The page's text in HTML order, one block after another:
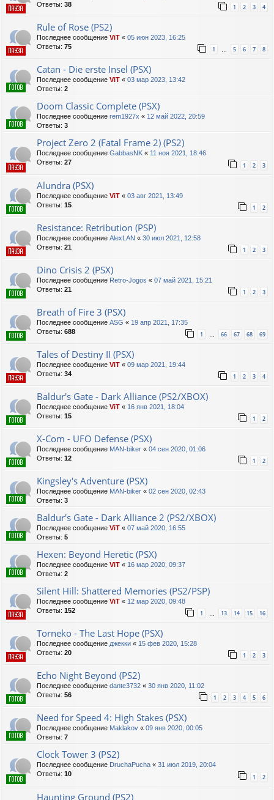
Ответы: 38 1 2 3 4
Rule of Rose (PS2)
Последнее сообщение ViT « 05 июн 2023, 16:25
Ответы: 75 1 … 5 6 7 8
Catan - Die erste Insel (PSX)
Последнее сообщение ViT « 03 мар 2023, 13:42
Ответы: 2
Doom Classic Complete (PSX)
Последнее сообщение rem1927x « 12 май 2022, 20:59
Ответы: 3
Project Zero 2 (Fatal Frame 2) (PS2)
Последнее сообщение GabbasNK « 11 ноя 2021, 18:46
Ответы: 27 1 2 3
Alundra (PSX)
Последнее сообщение ViT « 03 авг 2021, 13:49
Ответы: 15 1 2
Resistance: Retribution (PSP)
Последнее сообщение AlexLAN « 30 июл 2021, 12:58
Ответы: 21 1 2 3
Dino Crisis 2 (PSX)
Последнее сообщение Retro-Jogos « 07 май 2021, 15:21
Ответы: 21 1 2 3
Breath of Fire 3 (PSX)
Последнее сообщение ASG « 19 апр 2021, 17:35
Ответы: 688 1 66 67 68 69
Tales of Destiny II (PSX)
Последнее сообщение ViT « 09 мар 2021, 19:44
Ответы: 34 1 2 3 4
Baldur's Gate - Dark Alliance (PS2/XBOX)
Последнее сообщение ViT « 16 янв 2021, 18:04
Ответы: 15 1 2
X-Com - UFO Defense (PSX)
Последнее сообщение MAN-biker « 04 сен 2020, 01:06
Ответы: 12 1 2
Kingsley's Adventure (PSX)
Последнее сообщение MAN-biker « 02 сен 2020, 02:43
Ответы: 3
Baldur's Gate - Dark Alliance 2 (PS2/XBOX)
Последнее сообщение ViT « 07 май 2020, 16:55
Ответы: 5
Hexen: Beyond Heretic (PSX)
Последнее сообщение ViT « 16 мар 2020, 09:37
Ответы: 2
Silent Hill: Shattered Memories (PS2/PSP)
Последнее сообщение ViT « 12 мар 2020, 09:48
Ответы: 152 1 … 13 14 15 16
Torneko - The Last Hope (PSX)
Последнее сообщение джекки « 15 фев 2020, 15:28
Ответы: 20 1 2 3
Echo Night Beyond (PS2)
Последнее сообщение dante3732 « 30 янв 2020, 11:02
Ответы: 56 1 2 3 4 5 6
Need for Speed 4: High Stakes (PSX)
Последнее сообщение Maklakov « 09 янв 2020, 00:05
Ответы: 7
Clock Tower 3 (PS2)
Последнее сообщение DruchaPucha « 31 июл 2019, 20:04
Ответы: 10 1 2
Haunting Ground (PS2)